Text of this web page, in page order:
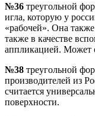
№36 треугольной
игла, которую у
«рабочей». Она
также в качестве
аппликацией. Может
№38 треугольной
производителей из
считается
поверхности.